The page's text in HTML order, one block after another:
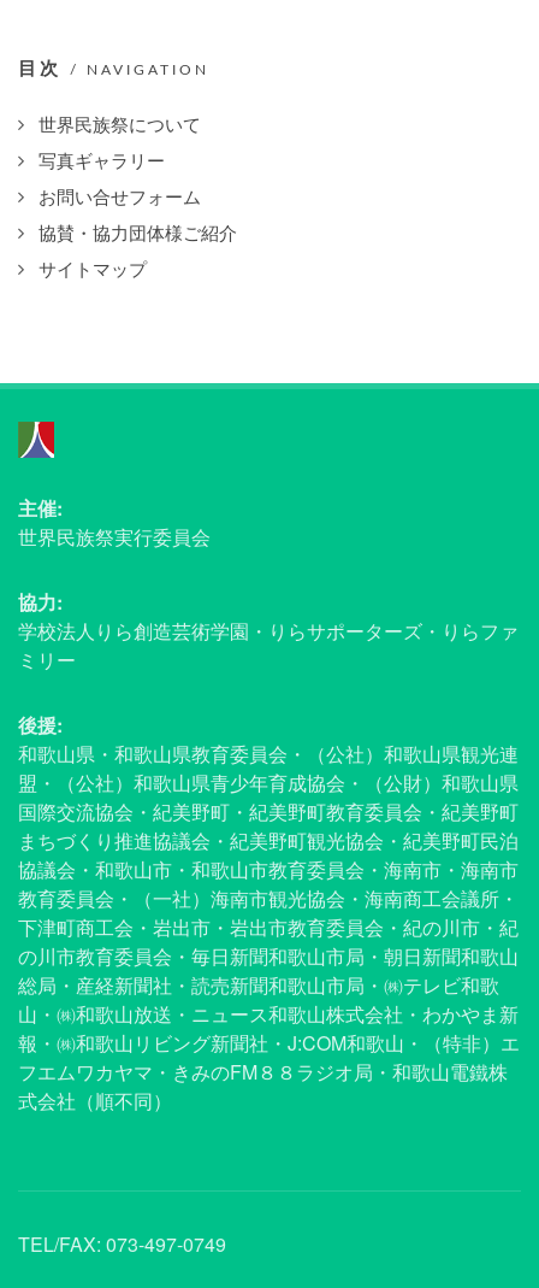
目次 / NAVIGATION
世界民族祭について
写真ギャラリー
お問い合せフォーム
協賛・協力団体様ご紹介
サイトマップ
主催:
世界民族祭実行委員会
協力:
学校法人りら創造芸術学園・りらサポーターズ・りらファ
ミリー
後援:
和歌山県・和歌山県教育委員会・（公社）和歌山県観光連
盟・（公社）和歌山県青少年育成協会・（公財）和歌山県
国際交流協会・紀美野町・紀美野町教育委員会・紀美野町
まちづくり推進協議会・紀美野町観光協会・紀美野町民泊
協議会・和歌山市・和歌山市教育委員会・海南市・海南市
教育委員会・（一社）海南市観光協会・海南商工会議所・
下津町商工会・岩出市・岩出市教育委員会・紀の川市・紀
の川市教育委員会・毎日新聞和歌山市局・朝日新聞和歌山
総局・産経新聞社・読売新聞和歌山市局・㈱テレビ和歌
山・㈱和歌山放送・ニュース和歌山株式会社・わかやま新
報・㈱和歌山リビング新聞社・J:COM和歌山・（特非）エ
フエムワカヤマ・きみのFM８８ラジオ局・和歌山電鐵株
式会社（順不同）
TEL/FAX: 073-497-0749